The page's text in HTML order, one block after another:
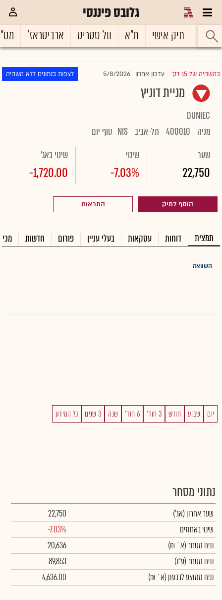
גלובס פיננסי
ראשי תיק אישי ת"א וול סטריט ארביטראז'
בהשהיה של 15 דק' |עדכון אחרון 5/8/2026 לצפות בנתונים ללא השהיה
מניית דוניץ
DUNIEC
מניה
400010 תל-אביב NIS סוף יום
שער
22,750
שינוי
-7.03%
שינוי באג'
-1,720.00
הוסף לתיק התראות
תמצית דוחות עסקאות בעלי עניין פורום חדשות
השוואה
יום שבוע חודש 3 חוד' 6 חוד' שנה 3 שנים כל המידע
נתוני מסחר
שער אחרון (אג')
22,750
שינוי באחוזים
-7.03%
נפח מסחר(א` ₪)
20,636
נפח מסחר(ע"נ)
89,853
נפח ממוצע לרבעון (א` ₪)
4,636.00